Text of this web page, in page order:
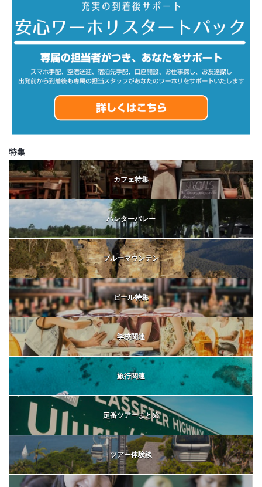
特集
カフェ特集
ハンターバレー
ブルーマウンテン
ビール特集
学校関連
旅行関連
定番ツアーまとめ
ツアー体験談